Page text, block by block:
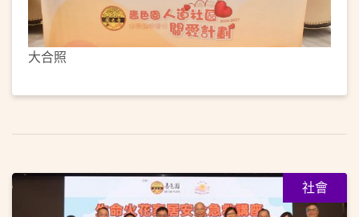
大合照
社會